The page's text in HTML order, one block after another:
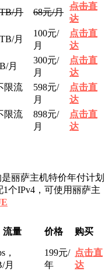
月 68元/月
点击直
达
月
100元/
月
点击直
达
月
300元/
月
点击直
达
限流
598元/
月
点击直
达
限流
898元/
月
点击直
达
丽萨主机特价年付计划
个IPv4，可使用丽萨主
流量 价格 购买
，
月
199元/
年
点击直
达